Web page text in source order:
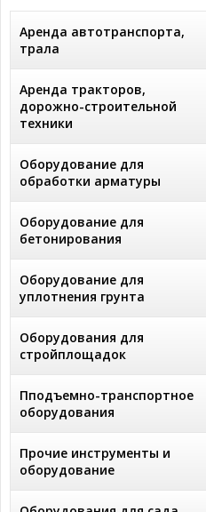
Аренда автотранспорта,
трала
Аренда тракторов,
дорожно-строительной
техники
Оборудование для
обработки арматуры
Оборудование для
бетонирования
Оборудование для
уплотнения грунта
Оборудования для
стройплощадок
Пподъемно-транспортное
оборудования
Прочие инструменты и
оборудование